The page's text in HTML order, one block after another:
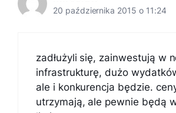
20 października 2015 o 11:24
zadłużyli się, zainwestują w
infrastrukturę, dużo
ale i konkurencja będzie.
utrzymają, ale pewnie będą